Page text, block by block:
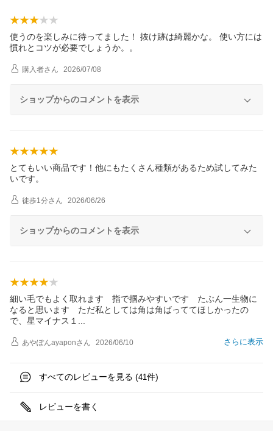
使うのを楽しみに待ってました！ 抜け跡は綺麗かな。 使い方には
慣れとコツが必要でしょうか。。
購入者さん 2026/07/08
ショップからのコメントを表示
とてもいい商品です！他にもたくさん種類があるため試してみた
いです。
徒歩1分さん 2026/06/26
ショップからのコメントを表示
細い毛でもよく取れます 指で掴みやすいです たぶん一生物に
なると思います ただ私としては角は角ばっててほしかったの
で、星マイナス １
さらに表示
あやぽんayaponさん 2026/06/10
すべてのレビューを見る (41件)
レビューを書く